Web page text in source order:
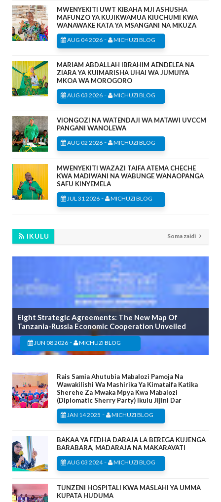
MWENYEKITI UWT KIBAHA MJI ASHUSHA
MAFUNZO YA KUJIKWAMUA KIUCHUMI KWA
WANAWAKE KATA YA MSANGANI NA MKUZA
AUG 04 2026 - MICHUZI BLOG
MARIAM ABDALLAH IBRAHIM AENDELEA NA
ZIARA YA KUIMARISHA UHAI WA JUMUIYA
MKOA WA MOROGORO
AUG 03 2026 - MICHUZI BLOG
VIONGOZI NA WATENDAJI WA MATAWI UVCCM
PANGANI WANOLEWA
AUG 02 2026 - MICHUZI BLOG
MWENYEKITI WAZAZI TAIFA ATEMA CHECHE
KWA MADIWANI NA WABUNGE WANAOPANGA
SAFU KINYEMELA
JUL 31 2026 - MICHUZI BLOG
IKULU Soma zaidi
Eight Strategic Agreements: The New Map Of
Tanzania-Russia Economic Cooperation Unveiled
JUN 08 2026 - MICHUZI BLOG
Rais Samia Ahutubia Mabalozi Pamoja Na
Wawakilishi Wa Mashirika Ya Kimataifa Katika
Sherehe Za Mwaka Mpya Kwa Mabalozi
(Diplomatic Sherry Party) Ikulu Jijini Dar
JAN 14 2025 - MICHUZI BLOG
BAKAA YA FEDHA DARAJA LA BEREGA KUJENGA
BARABARA, MADARAJA NA MAKARAVATI
AUG 03 2024- MICHUZI BLOG
TUNZENI HOSPITALI KWA MASLAHI YA UMMA
KUPATA HUDUMA